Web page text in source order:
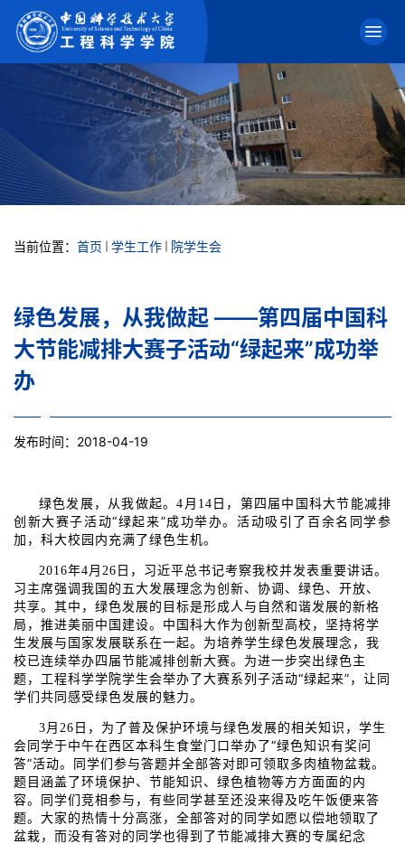
当前位置： 首页 学生工作 院学生会
绿色发展，从我做起 ——第四届中国科
大节能减排大赛子活动“绿起来”成功举
办
发布时间：2018-04-19
绿色发展，从我做起。4 月 14 日，第四届中国科大节能减排
创新大赛子活动“绿起来”成功举办。活动吸引了百余名同学参
加，科大校园内充满了绿色生机。
2016年4 月 26 日，习近平总书记考察我校并发表重要讲话。
习主席强调我国的五大发展理念为创新、协调、绿色、开放、
共享。其中，绿色发展的目标是形成人与自然和谐发展的新格
局，推进美丽中国建设。中国科大作为创新型高校，坚持将学
生发展与国家发展联系在一起。为培养学生绿色发展理念，我
校已连续举办四届节能减排创新大赛。为进一步突出绿色主
题，工程科学学院学生会举办了大赛系列子活动“绿起来”，让同
学们共同感受绿色发展的魅力。
3 月 26 日，为了普及保护环境与绿色发展的相关知识，学生
会同学于中午在西区本科生食堂门口举办了“绿色知识有奖问
答”活动。同学们参与答题并全部答对即可领取多肉植物盆栽。
题目涵盖了环境保护、节能知识、绿色植物等方方面面的内
容。同学们竞相参与，有些同学甚至还没来得及吃午饭便来答
题。大家的热情十分高涨，全部答对的同学如愿以偿地领取了
盆栽，而没有答对的同学也得到了节能减排大赛的专属纪念